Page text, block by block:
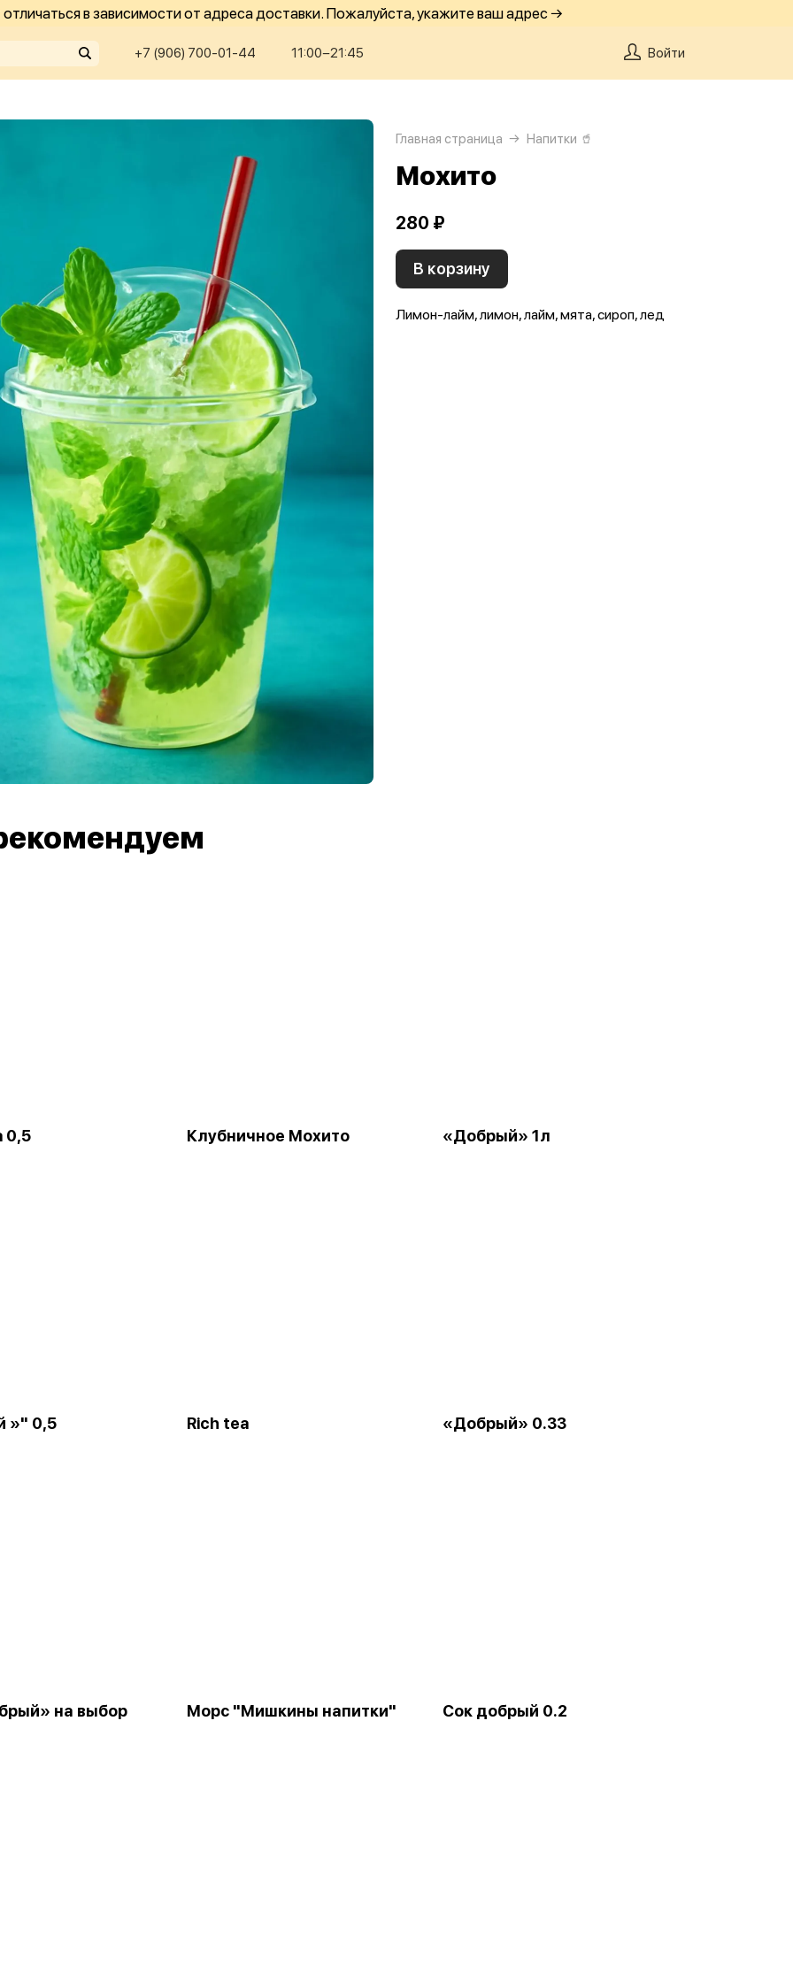
в зависимости от адреса доставки. Пожалуйста, укажите ваш адрес →
+7 (906) 700-01-44 11:00−21:45 Войти
Главная страница Напитки 🥤
Мохито
280 ₽
В корзину
Лимон-лайм, лимон, лайм, мята, сироп, лед
0,5 Клубничное Мохито «Добрый» 1л
»" 0,5 Rich tea «Добрый» 0.33
на выбор Морс "Мишкины напитки" Сок добрый 0.2